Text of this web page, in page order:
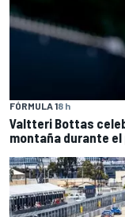
FÓRMULA 18 h
Valtteri Bottas
montaña durante